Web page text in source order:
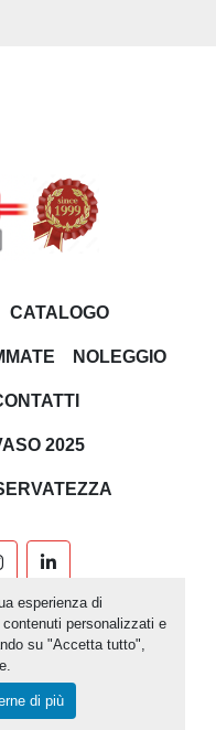
esperienza di
personalizzati e
su "Accetta tutto",
di più
CATALOGO
NOLEGGIO
2025
linkedin
diMachinio
sui Cookies